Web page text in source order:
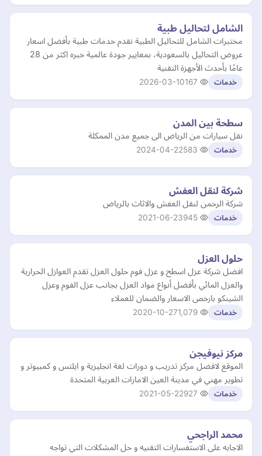
الشامل لتحاليل طبية
مختبرات الشامل للتحاليل الطبية نقدم خدمات طبية بأفضل اسعار
عروض التحاليل بالسعودية، بمعايير جودة عالمية خبره اكثر من 28
عامًا بأحدث الأجهزة التقنية
خدمات 2026-03-10
سطحة بين المدن
نقل سيارات من الرياض الى جميع مدن الممكلة
خدمات 2024-04-22
شركة لنقل العفش
شركة الرحمن لنقل العفش والاثاث بالرياض
خدمات 2021-06-23
حلول العزل
افضل شركة عزل اسطح و عزل فوم حلول العزل تقدم العوازل الحرارية
والعزل المائي بأفضل أنواع مواد العزل بجانب عزل الفوم وعزل
الشينكو بارخص الاسعار والضمان للعملاء
خدمات 2020-10-27
مركز نيوفيجن
الموقع لافضل مركز تدريب و دورات لغة انجليزية و ايلتس و كمبيوتر و
تطوير مهني في مدينة العين الامارات العربية المتحدة
خدمات 2021-05-22
محمد الراجحي
الاجابه على الاستفسارات التقنيه و حل المشكلات التي تواجه